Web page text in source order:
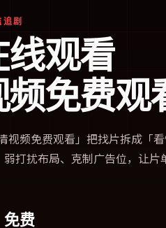
剧
线观看
免费观
视频免费观看 」把找片拆成「
打扰布局、克制广告位，让
免费